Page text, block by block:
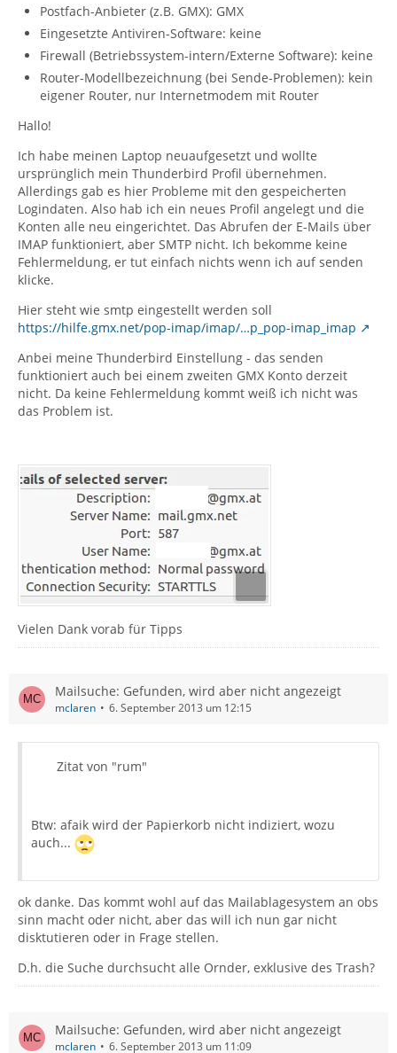
2018-09-29 10:43:52.982 [DEBUG] windows.jsm:
[GNUPG:] END_DECRYPTION
Postfach-Anbieter (z.B. GMX): GMX
Eingesetzte Antiviren-Software: keine
Firewall (Betriebssystem-intern/Externe Software): keine
Router-Modellbezeichnung (bei Sende-Problemen): kein
eigener Router, nur Internetmodem mit Router
Hallo!
Ich habe meinen Laptop neuaufgesetzt und wollte
ursprünglich mein Thunderbird Profil übernehmen.
Allerdings gab es hier Probleme mit den gespeicherten
Logindaten. Also hab ich ein neues Profil angelegt und die
Konten alle neu eingerichtet. Das Abrufen der E-Mails über
IMAP funktioniert, aber SMTP nicht. Ich bekomme keine
Fehlermeldung, er tut einfach nichts wenn ich auf senden
klicke.
Hier steht wie smtp eingestellt werden soll
https://hilfe.gmx.net/pop-imap/imap/…p_pop-imap_imap
Anbei meine Thunderbird Einstellung - das senden
funktioniert auch bei einem zweiten GMX Konto derzeit
nicht. Da keine Fehlermeldung kommt weiß ich nicht was
das Problem ist.
Vielen Dank vorab für Tipps
Mailsuche: Gefunden, wird aber nicht angezeigt
mclaren 6. September 2013 um 12:15
Zitat von "rum"
Btw: afaik wird der Papierkorb nicht indiziert, wozu
auch...
ok danke. Das kommt wohl auf das Mailablagesystem an obs
sinn macht oder nicht, aber das will ich nun gar nicht
disktutieren oder in Frage stellen.
D.h. die Suche durchsucht alle Ornder, exklusive des Trash?
Mailsuche: Gefunden, wird aber nicht angezeigt
mclaren 6. September 2013 um 11:09